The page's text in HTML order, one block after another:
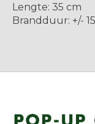
Lengte: 35 cm
Brandduur: +/-